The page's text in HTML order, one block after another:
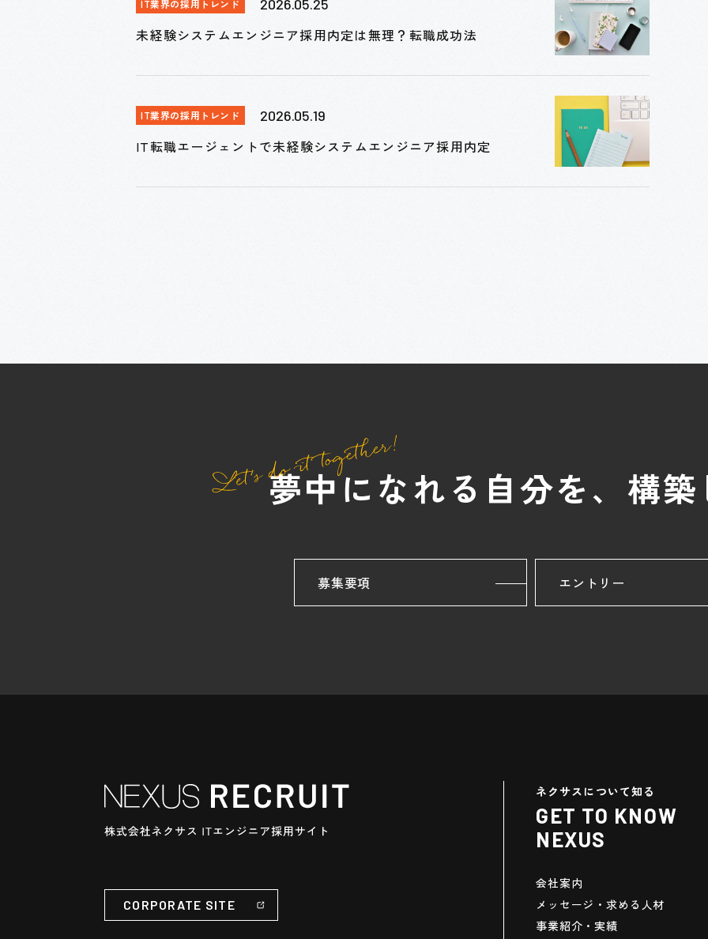
IT業界の採用トレンド 2026.05.25
未経験システムエンジニア採用内定は無理？転職成功法
IT業界の採用トレンド 2026.05.19
IT転職エージェントで未経験システムエンジニア採用内定
夢中になれる自分を、 構
募集要項 エントリー
CORPORATE SITE
ネクサスについて知る
GET TO KNOW
NEXUS
会社案内
メッセージ・求める人材
事業紹介・実績